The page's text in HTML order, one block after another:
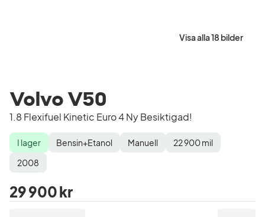
Visa alla 18 bilder
Volvo V50
1.8 Flexifuel Kinetic Euro 4 Ny Besiktigad!
Lagerstatus
I lager
Drivmedel
Bensin+Etanol
Växellåda
Manuell
Mätarställning
22 900mil
Modellår
2008
29 900 kr